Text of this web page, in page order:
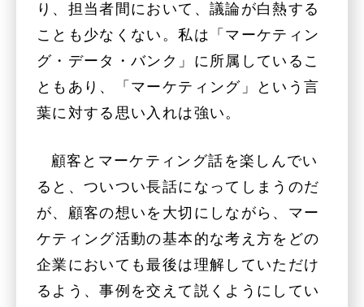
り、担当者間において、議論が白熱する
ことも少なくない。私は「マーケティン
グ・データ・バンク」に所属しているこ
ともあり、「マーケティング」という言
葉に対する思い入れは強い。
顧客とマーケティング話を楽しんでい
ると、ついつい長話になってしまうのだ
が、顧客の想いを大切にしながら、マー
ケティング活動の基本的な考え方をどの
企業においても最後は理解していただけ
るよう、事例を交えて説くようにしてい